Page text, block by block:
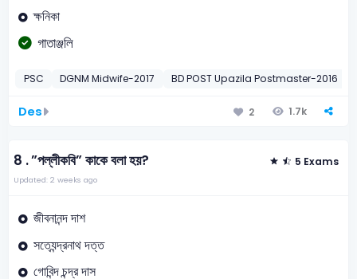
ক্ষনিকা
গাতাঞ্জলি
PSC DGNM Midwife-2017 BD POST Upazila Postmaster-2016
Des 2 1.7k
8 .”পল্লীকবি” কাকে বলা হয়? 5 Exams
Updated: 2 weeks ago
জীবনানন্দ দাশ
সত্যেন্দ্রনাথ দত্ত
গোবিন্দ চন্দ্র দাস